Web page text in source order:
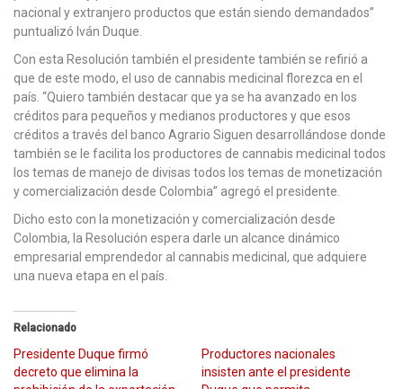
nacional y extranjero productos que están siendo demandados”
puntualizó Iván Duque.
Con esta Resolución también el presidente también se refirió a
que de este modo, el uso de cannabis medicinal florezca en el
país. “Quiero también destacar que ya se ha avanzado en los
créditos para pequeños y medianos productores y que esos
créditos a través del banco Agrario Siguen desarrollándose donde
también se le facilita los productores de cannabis medicinal todos
los temas de manejo de divisas todos los temas de monetización
y comercialización desde Colombia” agregó el presidente.
Dicho esto con la monetización y comercialización desde
Colombia, la Resolución espera darle un alcance dinámico
empresarial emprendedor al cannabis medicinal, que adquiere
una nueva etapa en el país.
Relacionado
Presidente Duque firmó
decreto que elimina la
Productores nacionales
insisten ante el presidente